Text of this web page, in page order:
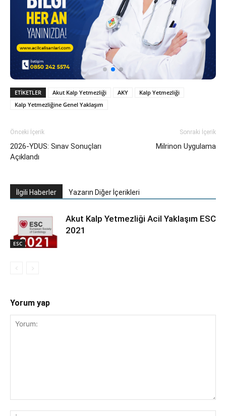
ETIKETLER Akut Kalp Yetmezliği AKY
Kalp Yetmezliği
Kalp Yetmezliğine Genel Yaklaşım
Önceki İçerik
2026-YDUS: Sınav Sonuçları
Açıklandı
Sonraki İçerik
Milrinon Uygulama
İlgili Haberler Yazarın Diğer İçerikleri
ESC
Akut Kalp Yetmezliği Acil Yaklaşım ESC
2021
Yorum yap